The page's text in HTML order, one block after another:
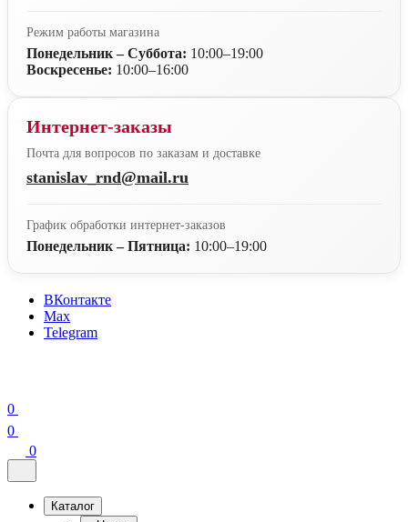
Режим работы магазина
Понедельник – Суббота: 10:00–19:00
Воскресенье: 10:00–16:00
Интернет-заказы
Почта для вопросов по заказам и доставке
stanislav_rnd@mail.ru
График обработки интернет-заказов
Понедельник – Пятница: 10:00–19:00
ВКонтакте
Max
Telegram
0
0
0
Каталог